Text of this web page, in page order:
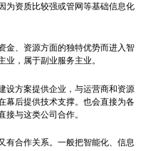
为资质比较强或管网等基础信息化
金、资源方面的独特优势而进入智
，属于副业服务主业。
设方案提供企业，与运营商和资源
幕后提供技术支撑。也会直接为各
与这类公司合作。
有合作关系。一般把智能化、信息